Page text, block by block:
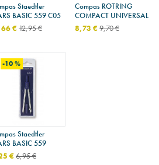
Staedtler
BASIC 559 C05
€12,95 €
Compas ROTRING
COMPACT UNIVERSAL
8,73 €9,70 €
-10 %
Staedtler
BASIC 559
€6,95 €